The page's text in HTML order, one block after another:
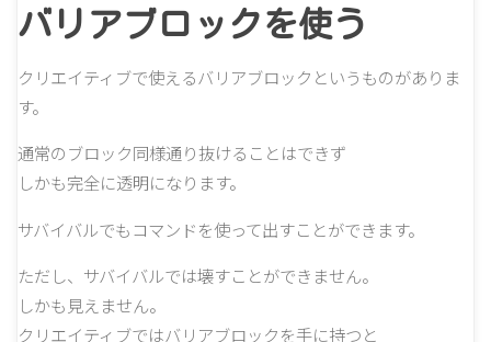
バリアブロックを使う
クリエイティブで使えるバリアブロックというものがありま
す。
通常のブロック同様通り抜けることはできず
しかも完全に透明になります。
サバイバルでもコマンドを使って出すことができます。
ただし、サバイバルでは壊すことができません。
しかも見えません。
クリエイティブではバリアブロックを手に持つと